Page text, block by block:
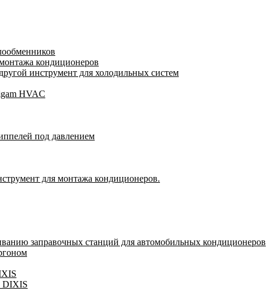
кондиционеров
инструмент для холодильных систем
HVAC
под давлением
для монтажа кондиционеров.
заправочных станций для автомобильных кондиционеров
DIXIS